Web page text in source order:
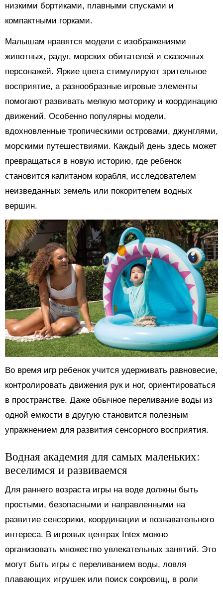
низкими бортиками, плавными спусками и
компактными горками.
Малышам нравятся модели с изображениями
животных, радуг, морских обитателей и сказочных
персонажей. Яркие цвета стимулируют зрительное
восприятие, а разнообразные игровые элементы
помогают развивать мелкую моторику и координацию
движений. Особенно популярны модели,
вдохновленные тропическими островами, джунглями,
морскими путешествиями. Каждый день здесь может
превращаться в новую историю, где ребенок
становится капитаном корабля, исследователем
неизведанных земель или покорителем водных
вершин.
Во время игр ребенок учится удерживать равновесие,
контролировать движения рук и ног, ориентироваться
в пространстве. Даже обычное переливание воды из
одной емкости в другую становится полезным
упражнением для развития сенсорного восприятия.
Водная академия для самых маленьких:
веселимся и развиваемся
Для раннего возраста игры на воде должны быть
простыми, безопасными и направленными на
развитие сенсорики, координации и познавательного
интереса. В игровых центрах Intex можно
организовать множество увлекательных занятий. Это
могут быть игры с переливанием воды, ловля
плавающих игрушек или поиск сокровищ, в роли